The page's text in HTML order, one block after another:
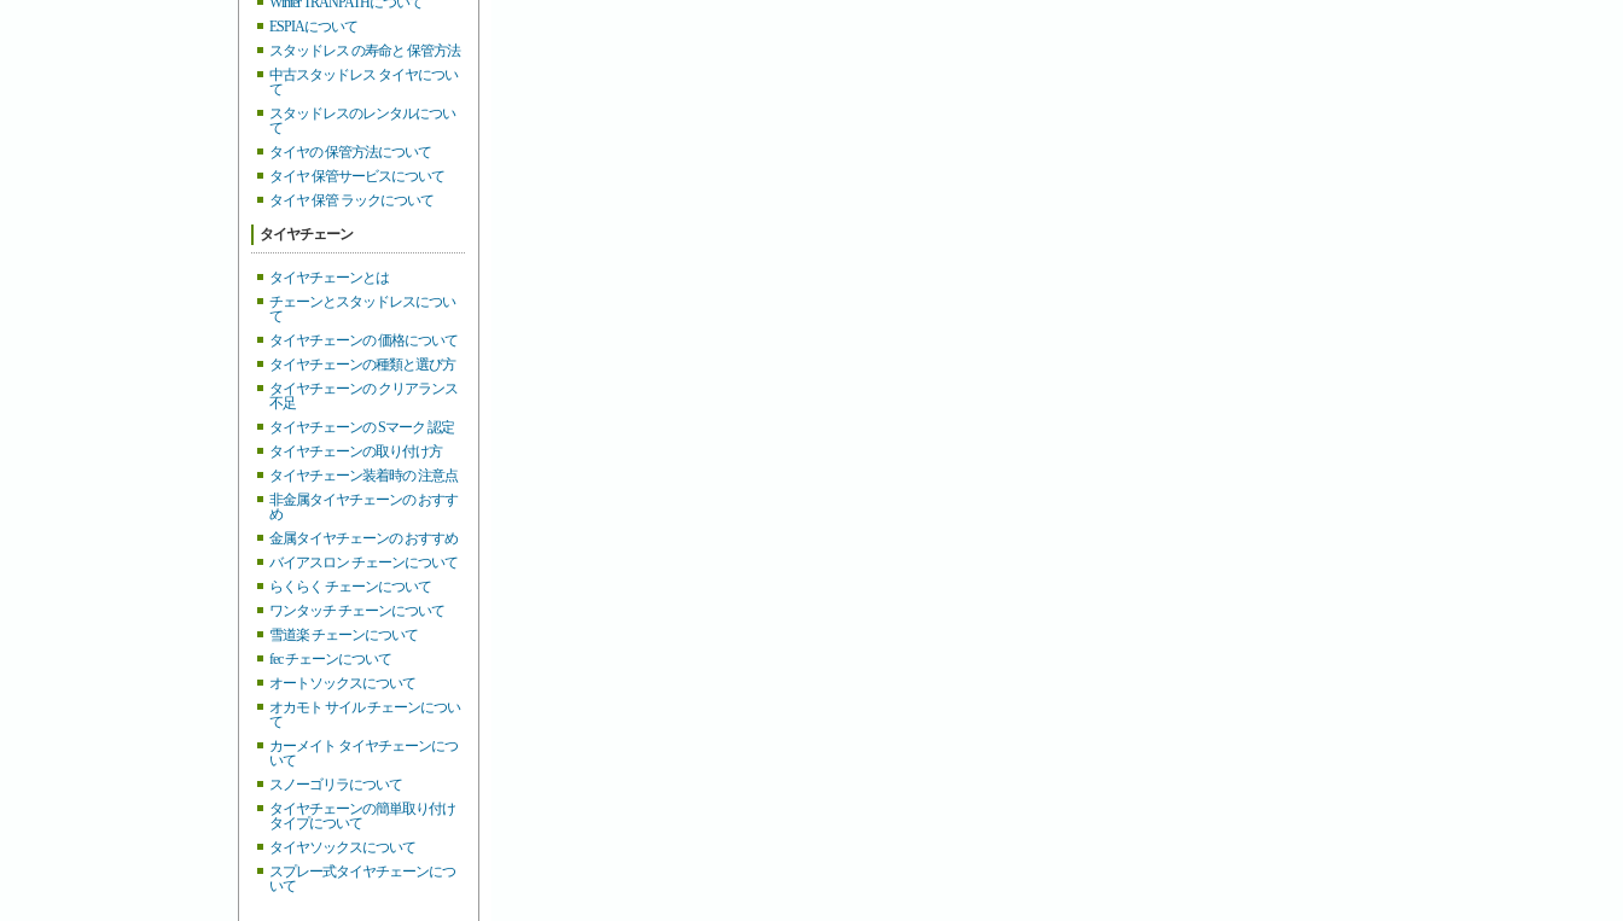
ESPIAについて
スタッドレス の寿命と 保管方法
中古スタッドレス タイヤについ
て
スタッドレスのレンタルについ
て
タイヤの 保管方法について
タイヤ 保管サービスについて
タイヤ 保管 ラックについて
タイヤチェーン
タイヤチェーンとは
チェーンとスタッドレスについ
て
タイヤチェーンの 価格について
タイヤチェーンの種類と選び方
タイヤチェーンの クリアランス
不足
タイヤチェーンの Sマーク 認定
タイヤチェーンの取り付け方
タイヤチェーン装着時の 注意点
非金属タイヤチェーンの おすす
め
金属タイヤチェーンの おすすめ
バイアスロン チェーンについて
らくらく チェーンについて
ワンタッチ チェーンについて
雪道楽 チェーンについて
fec チェーンについて
オートソックスについて
オカモト サイル チェーンについ
て
カーメイト タイヤチェーンにつ
いて
スノーゴリラについて
タイヤチェーンの簡単取り付け
タイプについて
タイヤソックスについて
スプレー式タイヤチェーンにつ
いて